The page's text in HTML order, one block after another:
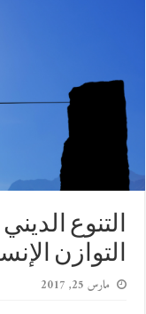
التنوع
التوازن
مارس 25, 2017